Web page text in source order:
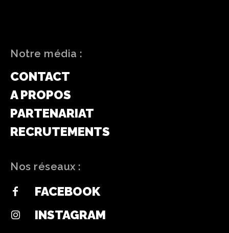
Notre média :
CONTACT
A PROPOS
PARTENARIAT
RECRUTEMENTS
Nos réseaux :
FACEBOOK
INSTAGRAM